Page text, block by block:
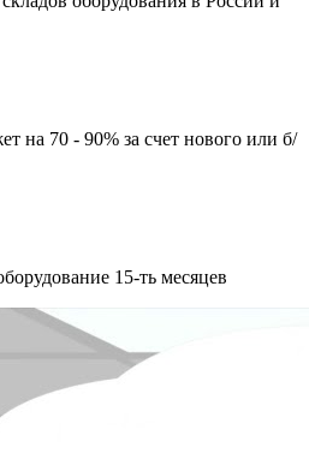
на 70 - 90% за счет нового или б/
15-ть месяцев